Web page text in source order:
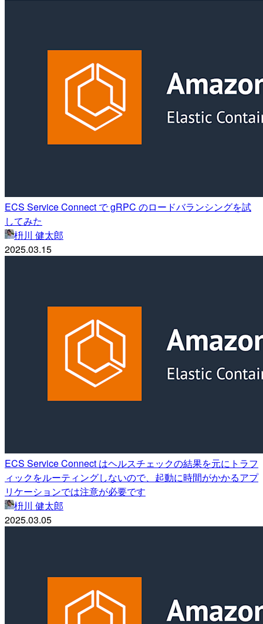
ECS Service Connect で gRPC のロードバランシングを試
してみた
枡川 健太郎
2025.03.15
ECS Service Connect はヘルスチェックの結果を元にトラフ
ィックをルーティングしないので、起動に時間がかかるアプ
リケーションでは注意が必要です
枡川 健太郎
2025.03.05